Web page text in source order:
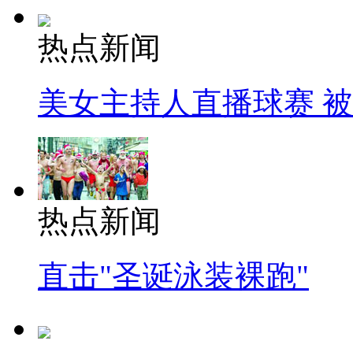
热点新闻
美女主持人直播球赛
热点新闻
直击"圣诞泳装裸跑"